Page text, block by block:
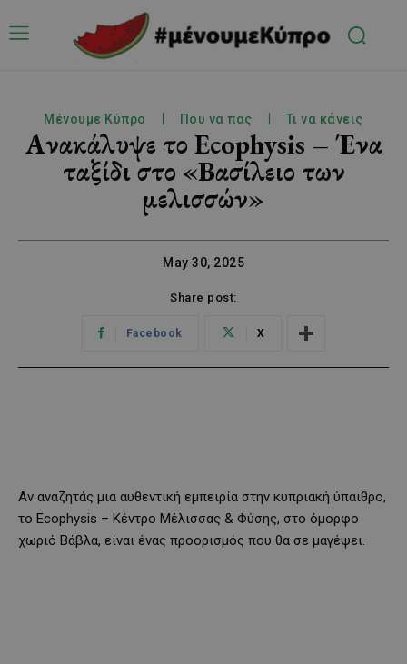
Μένουμε Κύπρο Που να πας Τι να κάνεις
Ανακάλυψε το Ecophysis – Ένα
ταξίδι στο «Βασίλειο των
μελισσών»
May 30, 2025
Share post:
Facebook X
Αν αναζητάς μια αυθεντική εμπειρία στην κυπριακή ύπαιθρο,
το Ecophysis – Κέντρο Μέλισσας & Φύσης, στο όμορφο
χωριό Βάβλα, είναι ένας προορισμός που θα σε μαγέψει.